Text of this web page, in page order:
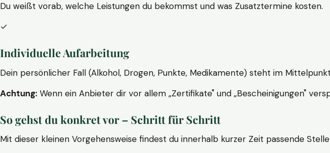
Du weißt vorab, welche Leistungen du bekommst und was Zusatztermine kosten.
✓
Individuelle Aufarbeitung
Dein persönlicher Fall (Alkohol, Drogen, Punkte, Medikamente) steht im
Achtung: Wenn ein Anbieter dir vor allem „Zertifikate" und „Bescheinigungen"
So gehst du konkret vor – Schritt für Schritt
Mit dieser kleinen Vorgehensweise findest du innerhalb kurzer Zeit passende